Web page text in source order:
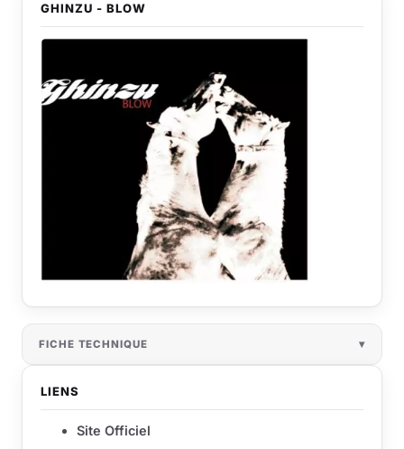
GHINZU - BLOW
FICHE TECHNIQUE
LIENS
Site Officiel